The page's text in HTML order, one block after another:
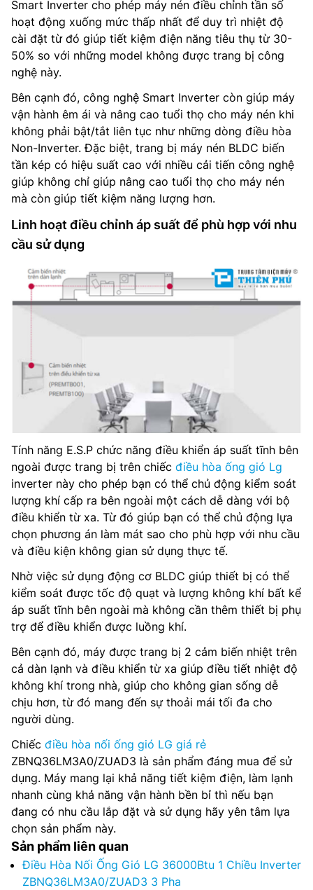
Smart Inverter cho phép máy nén điều chỉnh tần số
hoạt động xuống mức thấp nhất để duy trì nhiệt độ
cài đặt từ đó giúp tiết kiệm điện năng tiêu thụ từ 30-
50% so với những model không được trang bị công
nghệ này.
Bên cạnh đó, công nghệ Smart Inverter còn giúp máy
vận hành êm ái và nâng cao tuổi thọ cho máy nén khi
không phải bật/tắt liên tục như những dòng điều hòa
Non-Inverter. Đặc biệt, trang bị máy nén BLDC biến
tần kép có hiệu suất cao với nhiều cải tiến công nghệ
giúp không chỉ giúp nâng cao tuổi thọ cho máy nén
mà còn giúp tiết kiệm năng lượng hơn.
Linh hoạt điều chỉnh áp suất để phù hợp với nhu
cầu sử dụng
Tính năng E.S.P chức năng điều khiển áp suất tĩnh bên
ngoài được trang bị trên chiếc điều hòa ống gió Lg
inverter này cho phép bạn có thể chủ động kiểm soát
lượng khí cấp ra bên ngoài một cách dễ dàng với bộ
điều khiển từ xa. Từ đó giúp bạn có thể chủ động lựa
chọn phương án làm mát sao cho phù hợp với nhu cầu
và điều kiện không gian sử dụng thực tế.
Nhờ việc sử dụng động cơ BLDC giúp thiết bị có thể
kiểm soát được tốc độ quạt và lượng không khí bất kể
áp suất tĩnh bên ngoài mà không cần thêm thiết bị phụ
trợ để điều khiển được luồng khí.
Bên cạnh đó, máy được trang bị 2 cảm biến nhiệt trên
cả dàn lạnh và điều khiển từ xa giúp điều tiết nhiệt độ
không khí trong nhà, giúp cho không gian sống dễ
chịu hơn, từ đó mang đến sự thoải mái tối đa cho
người dùng.
Chiếc điều hòa nối ống gió LG giá rẻ
ZBNQ36LM3A0/ZUAD3 là sản phẩm đáng mua để sử
dụng. Máy mang lại khả năng tiết kiệm điện, làm lạnh
nhanh cùng khả năng vận hành bền bỉ thì nếu bạn
đang có nhu cầu lắp đặt và sử dụng hãy yên tâm lựa
chọn sản phẩm này.
Sản phẩm liên quan
Điều Hòa Nối Ống Gió LG 36000Btu 1 Chiều Inverter
ZBNQ36LM3A0/ZUAD3 3 Pha